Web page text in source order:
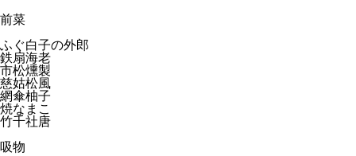
前菜
ふぐ白子の外郎
鉄扇海老
市松燻製
慈姑松風
網傘柚子
焼なまこ
竹千社唐
吸物